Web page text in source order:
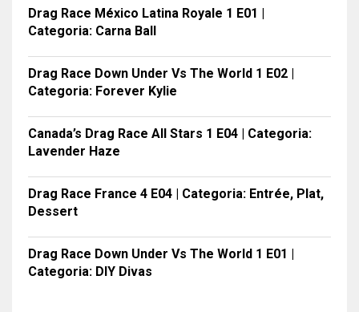
Drag Race México Latina Royale 1 E01 |
Categoria: Carna Ball
Drag Race Down Under Vs The World 1 E02 |
Categoria: Forever Kylie
Canada’s Drag Race All Stars 1 E04 | Categoria:
Lavender Haze
Drag Race France 4 E04 | Categoria: Entrée, Plat,
Dessert
Drag Race Down Under Vs The World 1 E01 |
Categoria: DIY Divas